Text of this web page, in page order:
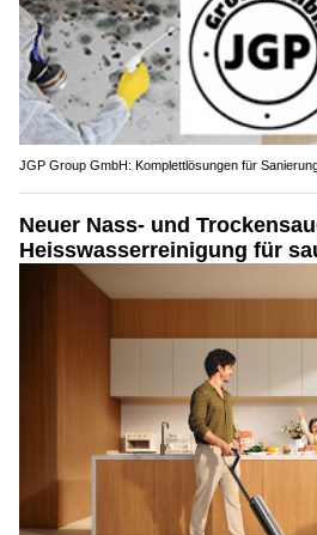
JGP Group GmbH: Komplettlösungen für
Neuer Nass- und
Heisswasserreinigung für